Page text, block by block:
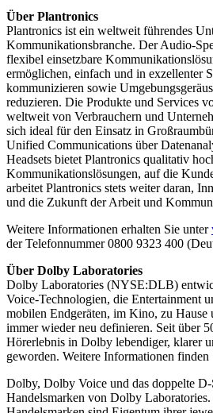
Über Plantronics
Plantronics ist ein weltweit führendes
Kommunikationsbranche. Der Audio-
flexibel einsetzbare
ermöglichen, einfach und in exzellenter
kommunizieren sowie
reduzieren. Die Produkte und Services
weltweit von Verbrauchern und
sich ideal für den Einsatz in
Unified Communications über
Headsets bietet Plantronics qualitativ
Kommunikationslösungen, auf die
arbeitet Plantronics stets weiter daran,
und die Zukunft der Arbeit und
Weitere Informationen erhalten Sie unter
der Telefonnummer 0800 9323 400
Über Dolby Laboratories
Dolby Laboratories (NYSE:DLB)
Voice-Technologien, die Entertainment
mobilen Endgeräten, im Kino, zu Hause
immer wieder neu definieren. Seit über
Hörerlebnis in Dolby lebendiger, klarer
geworden. Weitere Informationen finden
Dolby, Dolby Voice und das doppelte
Handelsmarken von Dolby Laboratories.